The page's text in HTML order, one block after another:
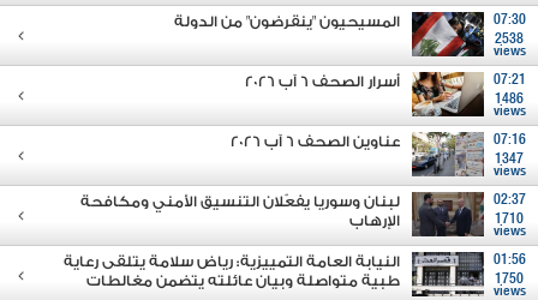
07:30
2538
views
المسيحيون "ينقرضون" من الدولة
07:21
1486
views
أسرار الصحف 6 آب 2026
07:16
1347
views
عناوين الصحف 6 آب 2026
02:37
1710
views
لبنان وسوريا يفعّلان التنسيق الأمني ومكافحة
الإرهاب
01:56
1750
views
النيابة العامة التمييزية: رياض سلامة يتلقى رعاية
طبية متواصلة وبيان عائلته يتضمن مغالطات